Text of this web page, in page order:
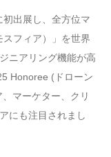
出展し、全方位マ
フィア）」を世界
ニアリング機能が高
Honoree (ドローン
マーケター、クリ
にも注目されまし